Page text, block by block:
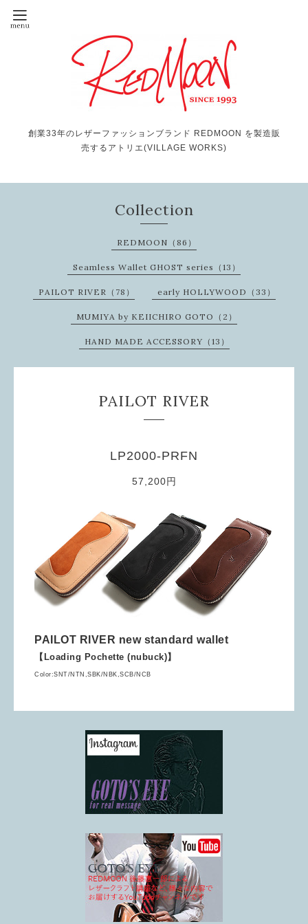
創業33年のレザーファッションブランド REDMOON を製造販
売するアトリエ(VILLAGE WORKS)
Collection
REDMOON（86）
Seamless Wallet GHOST series（13）
PAILOT RIVER（78） early HOLLYWOOD（33）
MUMIYA by KEIICHIRO GOTO（2）
HAND MADE ACCESSORY（13）
PAILOT RIVER
LP2000-PRFN
57,200円
PAILOT RIVER new standard wallet
【Loading Pochette (nubuck)】
Color:SNT/NTN,SBK/NBK,SCB/NCB